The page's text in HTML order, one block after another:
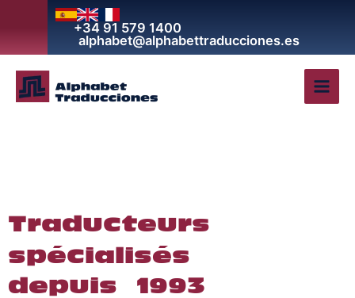
+34 91 579 1400
alphabet@alphabettraducciones.es
Traducteurs
spécialisés
depuis 1993